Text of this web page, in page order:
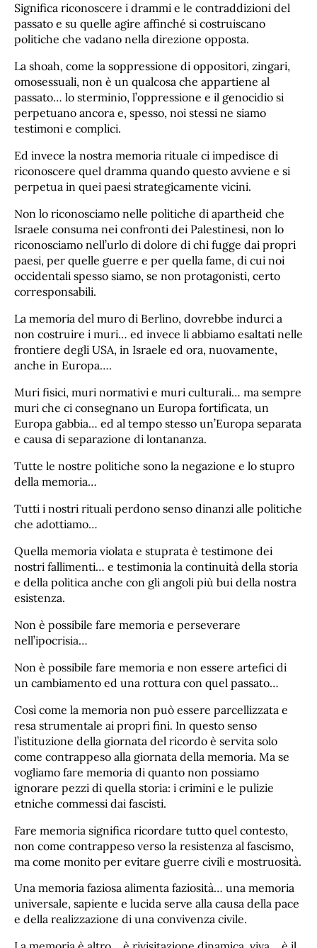
Significa riconoscere i drammi e le contraddizioni del
passato e su quelle agire affinché si costruiscano
politiche che vadano nella direzione opposta.
La shoah, come la soppressione di oppositori, zingari,
omosessuali, non è un qualcosa che appartiene al
passato… lo sterminio, l’oppressione e il genocidio si
perpetuano ancora e, spesso, noi stessi ne siamo
testimoni e complici.
Ed invece la nostra memoria rituale ci impedisce di
riconoscere quel dramma quando questo avviene e si
perpetua in quei paesi strategicamente vicini.
Non lo riconosciamo nelle politiche di apartheid che
Israele consuma nei confronti dei Palestinesi, non lo
riconosciamo nell’urlo di dolore di chi fugge dai propri
paesi, per quelle guerre e per quella fame, di cui noi
occidentali spesso siamo, se non protagonisti, certo
corresponsabili.
La memoria del muro di Berlino, dovrebbe indurci a
non costruire i muri… ed invece li abbiamo esaltati nelle
frontiere degli USA, in Israele ed ora, nuovamente,
anche in Europa….
Muri fisici, muri normativi e muri culturali… ma sempre
muri che ci consegnano un Europa fortificata, un
Europa gabbia… ed al tempo stesso un’Europa separata
e causa di separazione di lontananza.
Tutte le nostre politiche sono la negazione e lo stupro
della memoria…
Tutti i nostri rituali perdono senso dinanzi alle politiche
che adottiamo…
Quella memoria violata e stuprata è testimone dei
nostri fallimenti… e testimonia la continuità della storia
e della politica anche con gli angoli più bui della nostra
esistenza.
Non è possibile fare memoria e perseverare
nell’ipocrisia…
Non è possibile fare memoria e non essere artefici di
un cambiamento ed una rottura con quel passato…
Così come la memoria non può essere parcellizzata e
resa strumentale ai propri fini. In questo senso
l’istituzione della giornata del ricordo è servita solo
come contrappeso alla giornata della memoria. Ma se
vogliamo fare memoria di quanto non possiamo
ignorare pezzi di quella storia: i crimini e le pulizie
etniche commessi dai fascisti.
Fare memoria significa ricordare tutto quel contesto,
non come contrappeso verso la resistenza al fascismo,
ma come monito per evitare guerre civili e mostruosità.
Una memoria faziosa alimenta faziosità… una memoria
universale, sapiente e lucida serve alla causa della pace
e della realizzazione di una convivenza civile.